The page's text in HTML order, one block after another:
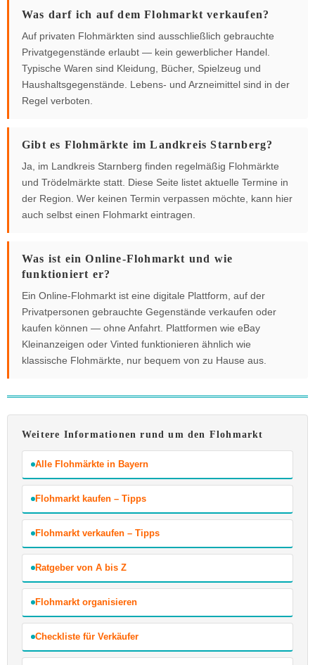
Was darf ich auf dem Flohmarkt verkaufen?
Auf privaten Flohmärkten sind ausschließlich gebrauchte
Privatgegenstände erlaubt — kein gewerblicher Handel.
Typische Waren sind Kleidung, Bücher, Spielzeug und
Haushaltsgegenstände. Lebens- und Arzneimittel sind in der
Regel verboten.
Gibt es Flohmärkte im Landkreis Starnberg?
Ja, im Landkreis Starnberg finden regelmäßig Flohmärkte
und Trödelmärkte statt. Diese Seite listet aktuelle Termine in
der Region. Wer keinen Termin verpassen möchte, kann hier
auch selbst einen Flohmarkt eintragen.
Was ist ein Online-Flohmarkt und wie
funktioniert er?
Ein Online-Flohmarkt ist eine digitale Plattform, auf der
Privatpersonen gebrauchte Gegenstände verkaufen oder
kaufen können — ohne Anfahrt. Plattformen wie eBay
Kleinanzeigen oder Vinted funktionieren ähnlich wie
klassische Flohmärkte, nur bequem von zu Hause aus.
Weitere Informationen rund um den Flohmarkt
Alle Flohmärkte in Bayern
Flohmarkt kaufen – Tipps
Flohmarkt verkaufen – Tipps
Ratgeber von A bis Z
Flohmarkt organisieren
Checkliste für Verkäufer